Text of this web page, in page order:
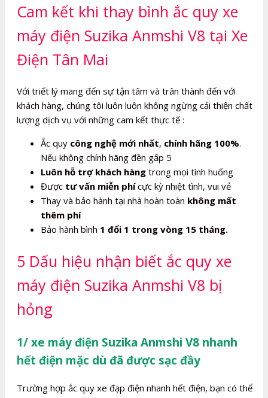
Cam kết khi thay bình ắc quy xe
máy điện Suzika Anmshi V8 tại Xe
Điện Tân Mai
Với triết lý mang đến sự tận tâm và trân thành đến với
khách hàng, chúng tôi luôn luôn không ngừng cải thiện chất
lượng dịch vụ với những cam kết thực tế :
Ắc quy công nghệ mới nhất, chính hãng 100%.
Nếu không chính hãng đền gấp 5
Luôn hỗ trợ khách hàng trong mọi tình huống
Được tư vấn miễn phícực kỳ nhiệt tình, vui vẻ
Thay và bảo hành tại nhà hoàn toàn không mất
thêm phí
Bảo hành bình 1 đổi 1 trong vòng 15 tháng.
5 Dấu hiệu nhận biết ắc quy xe
máy điện Suzika Anmshi V8 bị
hỏng
1/ xe máy điện Suzika Anmshi V8 nhanh
hết điện mặc dù đã được sạc đầy
Trường hợp ắc quy xe đạp điện nhanh hết điện, bạn có thể